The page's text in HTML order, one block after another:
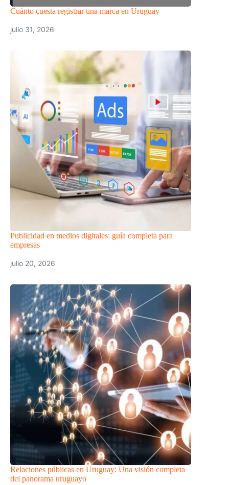
Cuánto cuesta registrar una marca en Uruguay
julio 31, 2026
Publicidad en medios digitales: guía completa para
empresas
julio 20, 2026
Relaciones públicas en Uruguay: Una visión completa
del panorama uruguayo